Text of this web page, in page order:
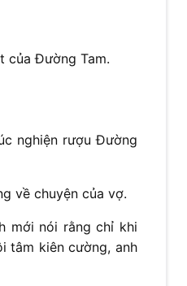
của Đường Tam.
nghiện rượu Đường
về chuyện của vợ.
mới nói rằng chỉ khi
tâm kiên cường, anh